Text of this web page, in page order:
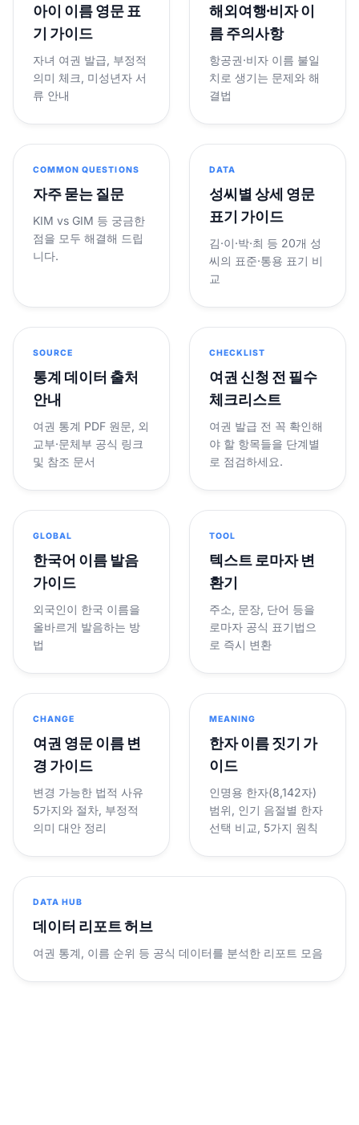
아이 이름 영문 표
기 가이드
자녀 여권 발급, 부정적
의미 체크, 미성년자 서
류 안내
해외여행·비자 이
름 주의사항
항공권·비자 이름 불일
치로 생기는 문제와 해
결법
COMMON QUESTIONS
자주 묻는 질문
KIM vs GIM 등 궁금한
점을 모두 해결해 드립
니다.
DATA
성씨별 상세 영문
표기 가이드
김·이·박·최 등 20개 성
씨의 표준·통용 표기 비
교
SOURCE
통계 데이터 출처
안내
여권 통계 PDF 원문, 외
교부·문체부 공식 링크
및 참조 문서
CHECKLIST
여권 신청 전 필수
체크리스트
여권 발급 전 꼭 확인해
야 할 항목들을 단계별
로 점검하세요.
GLOBAL
한국어 이름 발음
가이드
외국인이 한국 이름을
올바르게 발음하는 방
법
TOOL
텍스트 로마자 변
환기
주소, 문장, 단어 등을
로마자 공식 표기법으
로 즉시 변환
CHANGE
여권 영문 이름 변
경 가이드
변경 가능한 법적 사유
5가지와 절차, 부정적
의미 대안 정리
MEANING
한자 이름 짓기 가
이드
인명용 한자(8,142자)
범위, 인기 음절별 한자
선택 비교, 5가지 원칙
DATA HUB
데이터 리포트 허브
여권 통계, 이름 순위 등 공식 데이터를 분석한 리포트 모음